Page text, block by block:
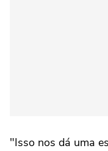
"Isso nos dá uma